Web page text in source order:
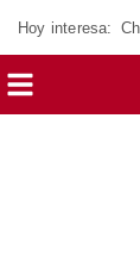
Hoy interesa: